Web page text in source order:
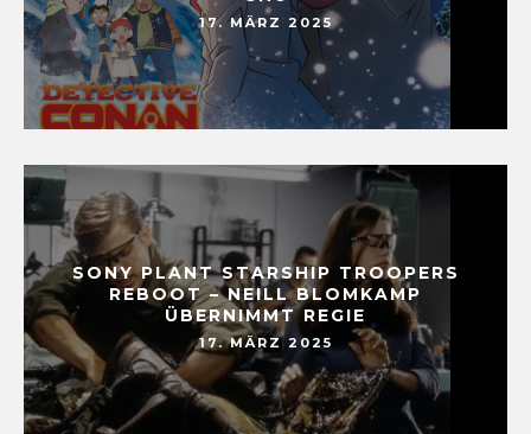
17. MÄRZ 2025
SONY PLANT STARSHIP TROOPERS
REBOOT – NEILL BLOMKAMP
ÜBERNIMMT REGIE
17. MÄRZ 2025